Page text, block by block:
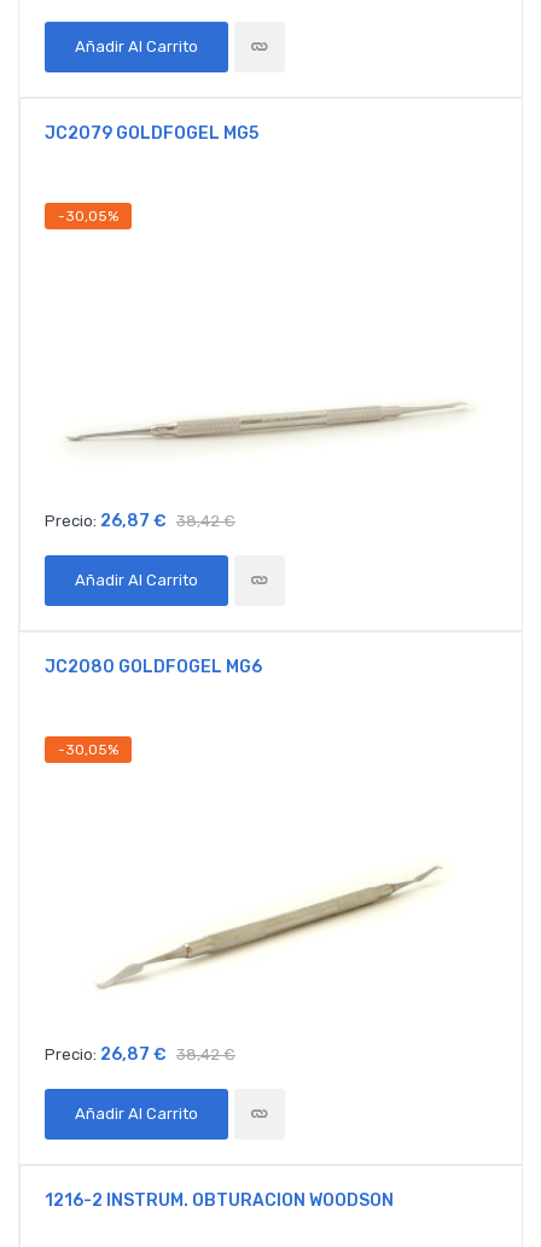
Añadir Al Carrito
JC2079 GOLDFOGEL MG5
-30,05%
Precio: 26,87 € 38,42 €
Añadir Al Carrito
JC2080 GOLDFOGEL MG6
-30,05%
Precio: 26,87 € 38,42 €
Añadir Al Carrito
1216-2 INSTRUM. OBTURACION WOODSON